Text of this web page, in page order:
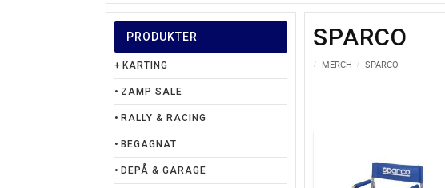
SPARCO
MERCH SPARCO
PRODUKTER
KARTING
ZAMP SALE
RALLY & RACING
BEGAGNAT
DEPÅ & GARAGE